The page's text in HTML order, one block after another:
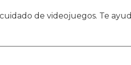
de videojuegos. Te